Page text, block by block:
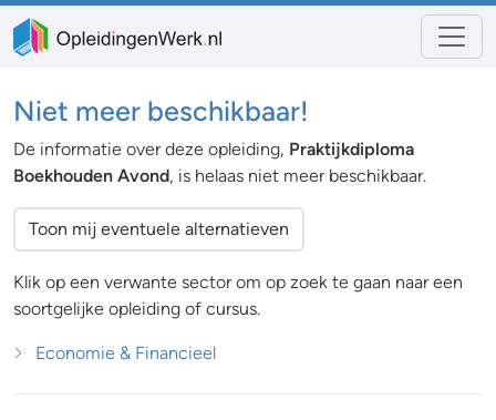
Niet meer beschikbaar!
De informatie over deze opleiding, Praktijkdiploma
Boekhouden Avond, is helaas niet meer beschikbaar.
Toon mij eventuele alternatieven
Klik op een verwante sector om op zoek te gaan naar een
soortgelijke opleiding of cursus.
Economie & Financieel